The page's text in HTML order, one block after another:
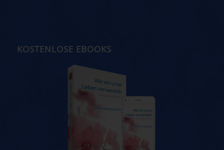
KOSTENLOSE EBOOKS